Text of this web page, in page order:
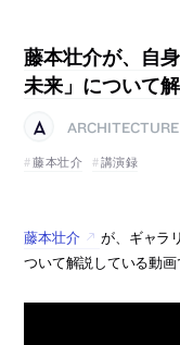
藤本壮介が、自
未来」について
ARCHITECTURE
藤本壮介
講演録
藤本壮介 が、ギャラ
ついて解説している動画